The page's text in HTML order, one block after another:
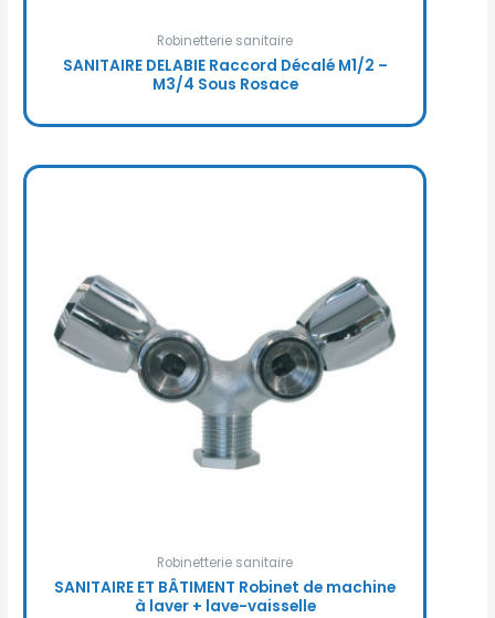
Robinetterie sanitaire
SANITAIRE DELABIE Raccord Décalé M1/2 –
M3/4 Sous Rosace
Robinetterie sanitaire
SANITAIRE ET BÂTIMENT Robinet de machine
à laver + lave-vaisselle